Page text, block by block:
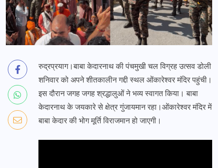
रुद्रप्रयाग।बाबा केदारनाथ की पंचमुखी चल विग्रह उत्सव डोली
शनिवार को अपने शीतकालीन गद्दी स्थल ओंकारेश्वर मंदिर पहुंची।
इस दौरान जगह जगह श्रद्धालुओं ने भव्य स्वागत किया। बाबा
केदारनाथ के जयकारे से क्षेत्र गुंजायमान रहा।ओंकारेश्वर मंदिर में
बाबा केदार की भोग मूर्ति विराजमान हो जाएगी।